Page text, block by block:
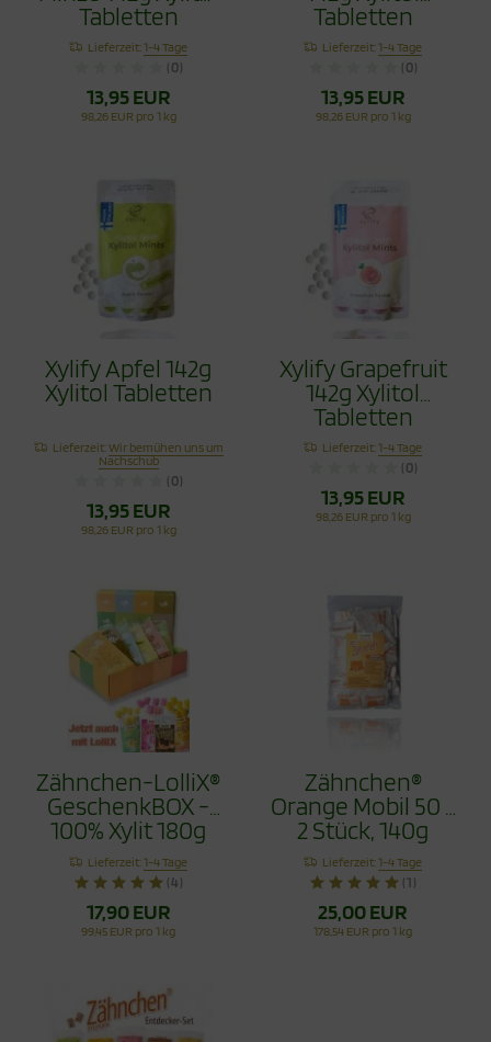
Tabletten
Lieferzeit:1-4 Tage
(0)
13,95 EUR
98,26 EUR pro 1 kg
Tabletten
Lieferzeit:1-4 Tage
(0)
13,95 EUR
98,26 EUR pro 1 kg
Xylify Apfel 142g
Xylitol Tabletten
Lieferzeit:Wir bemühen uns um
Nachschub
(0)
13,95 EUR
98,26 EUR pro 1 kg
Xylify Grapefruit
142g Xylitol
Tabletten
Lieferzeit:1-4 Tage
(0)
13,95 EUR
98,26 EUR pro 1 kg
Zähnchen-LolliX®
GeschenkBOX -
100% Xylit 180g
Lieferzeit:1-4 Tage
(4)
17,90 EUR
99,45 EUR pro 1 kg
Zähnchen®
Orange Mobil 50 x
2 Stück, 140g
Lieferzeit:1-4 Tage
(1)
25,00 EUR
178,54 EUR pro 1 kg